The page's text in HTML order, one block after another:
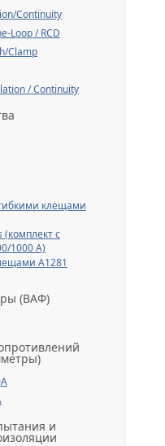
Continuity
Loop / RCD
Clamp
/ Continuity
клещами
(комплект с
1000 А)
А1281
(ВАФ)
и